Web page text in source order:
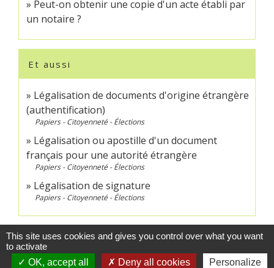
Peut-on obtenir une copie d'un acte établi par
un notaire ?
Et aussi
Légalisation de documents d'origine étrangère
(authentification)
Papiers - Citoyenneté - Élections
Légalisation ou apostille d'un document
français pour une autorité étrangère
Papiers - Citoyenneté - Élections
Légalisation de signature
Papiers - Citoyenneté - Élections
Signaler une erreur sur cette page
This site uses cookies and gives you control over what you want
to activate
OK, accept all
Deny all cookies Personalize